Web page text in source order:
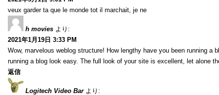
veux garder ta que le monde tot il marchait, je ne
h movies より:
2021年1月19日 3:33 PM
Wow, marvelous weblog structure! How lengthy have you been running a
running a blog look easy. The full look of your site is excellent, let alone
返信
Logitech Video Bar より: